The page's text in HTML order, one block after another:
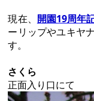
現在、 開園19周年
ーリップやユキヤ
す。
さくら
正面入り口にて